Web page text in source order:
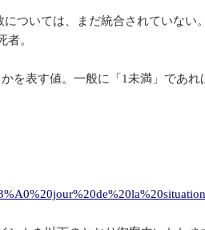
ついては、まだ統合されていない。
。
を表す値。一般に「1未満」であ